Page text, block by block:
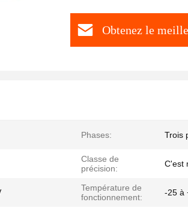
Obtenez le
Phases: Trois
Classe de
précision:
C'est
Température de
fonctionnement:
-25 à